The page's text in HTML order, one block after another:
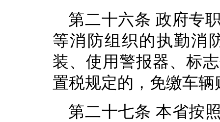
第二十六条 政府专
等消防组织的执勤消
装、使用警报器、标
置税规定的，免缴车辆
第二十七条 本省按